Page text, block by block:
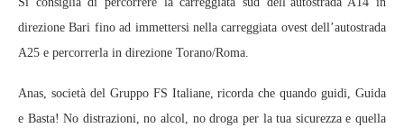
direzione Bari fino ad immettersi nella carreggiata ovest dell’autostrada
A25 e percorrerla in direzione Torano/Roma.
Anas, società del Gruppo FS Italiane, ricorda che quando guidi, Guida
e Basta! No distrazioni, no alcol, no droga per la tua sicurezza e quella